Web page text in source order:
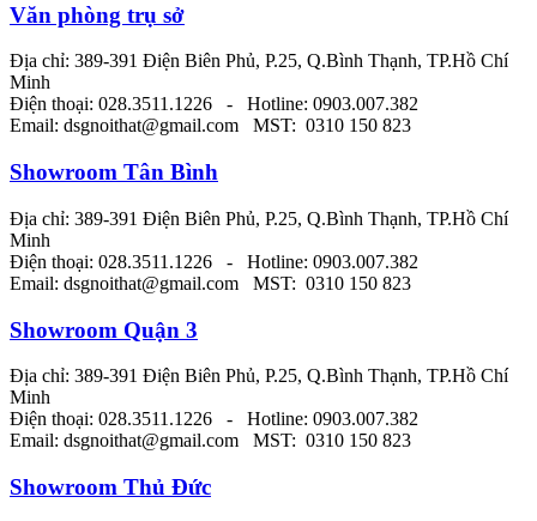
Văn phòng trụ sở
Địa chỉ: 389-391 Điện Biên Phủ, P.25, Q.Bình Thạnh, TP.Hồ Chí
Minh
Điện thoại: 028.3511.1226 - Hotline: 0903.007.382
Email: dsgnoithat@gmail.com MST: 0310 150 823
Showroom Tân Bình
Địa chỉ: 389-391 Điện Biên Phủ, P.25, Q.Bình Thạnh, TP.Hồ Chí
Minh
Điện thoại: 028.3511.1226 - Hotline: 0903.007.382
Email: dsgnoithat@gmail.com MST: 0310 150 823
Showroom Quận 3
Địa chỉ: 389-391 Điện Biên Phủ, P.25, Q.Bình Thạnh, TP.Hồ Chí
Minh
Điện thoại: 028.3511.1226 - Hotline: 0903.007.382
Email: dsgnoithat@gmail.com MST: 0310 150 823
Showroom Thủ Đức